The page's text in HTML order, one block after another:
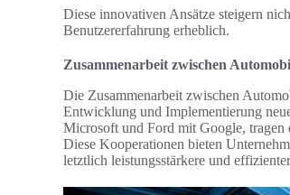
Diese innovativen Ansätze steigern
Benutzererfahrung erheblich.
Zusammenarbeit zwischen
Die Zusammenarbeit zwischen
Entwicklung und Implementierung
Microsoft und Ford mit Google, tragen
Diese Kooperationen bieten
letztlich leistungsstärkere und